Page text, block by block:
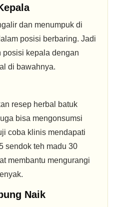
dan menumpuk di
posisi berbaring. Jadi
posisi kepala dengan
di bawahnya.
resep herbal batuk
bisa mengonsumsi
coba klinis mendapati
sendok teh madu 30
membantu mengurangi
Naik